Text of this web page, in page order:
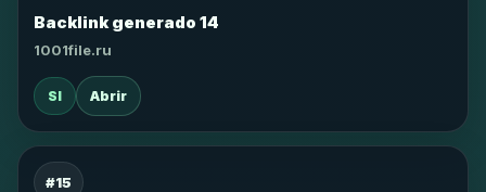
Backlink generado 14
1001file.ru
SI Abrir
#15